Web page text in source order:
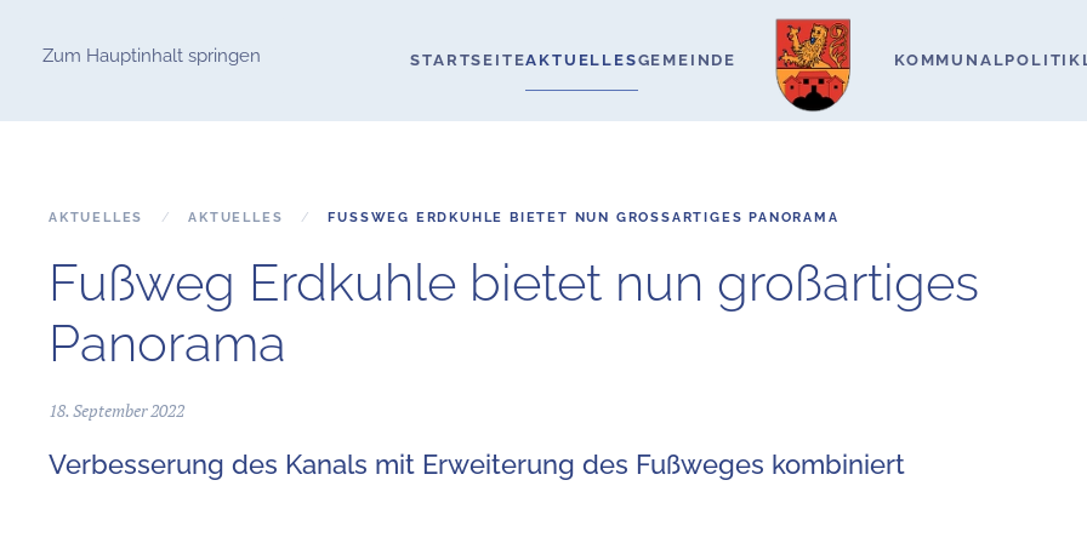
Zum Hauptinhalt springen STARTSEITEAKTUELLESGEMEINDE KOMMUNALPOLITIK
AKTUELLES AKTUELLES FUSSWEG ERDKUHLE BIETET NUN GROSSARTIGES PANORAMA
Fußweg Erdkuhle bietet nun großartiges
Panorama
18. September 2022
Verbesserung des Kanals mit Erweiterung des Fußweges kombiniert